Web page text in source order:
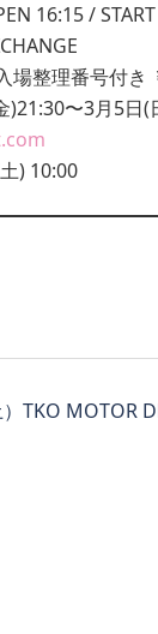
16:15 /
整理番号付き
)21:30〜3月5日
) 10:00
TKO MOTOR